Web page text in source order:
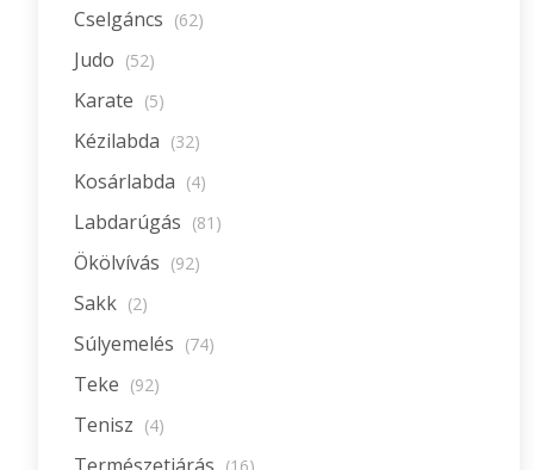
Cselgáncs (62)
Judo (52)
Karate (5)
Kézilabda (32)
Kosárlabda (4)
Labdarúgás (81)
Ökölvívás (92)
Sakk (2)
Súlyemelés (74)
Teke (92)
Tenisz (4)